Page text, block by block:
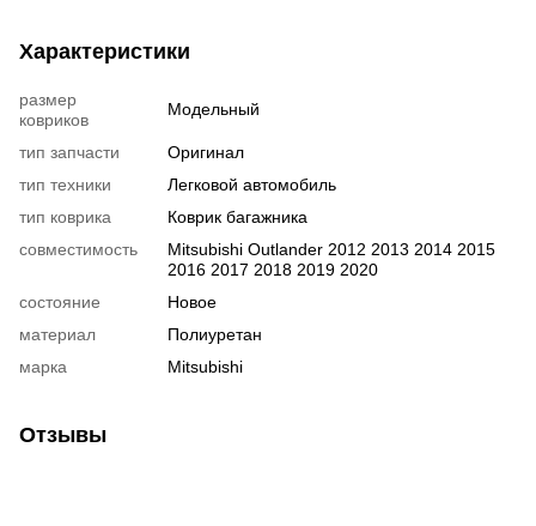
Характеристики
размер
ковриков
Модельный
тип запчасти
Оригинал
тип техники
Легковой автомобиль
тип коврика
Коврик багажника
совместимость
Mitsubishi Outlander 2012 2013 2014 2015
2016 2017 2018 2019 2020
состояние
Новое
материал
Полиуретан
марка
Mitsubishi
Отзывы